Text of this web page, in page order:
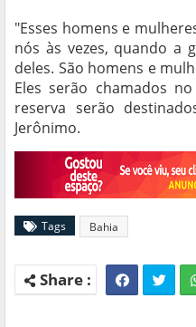
"Esses homens e
nós às vezes, quando a
deles. São homens e
Eles serão chamados
reserva serão
Jerônimo.
Tags Bahia